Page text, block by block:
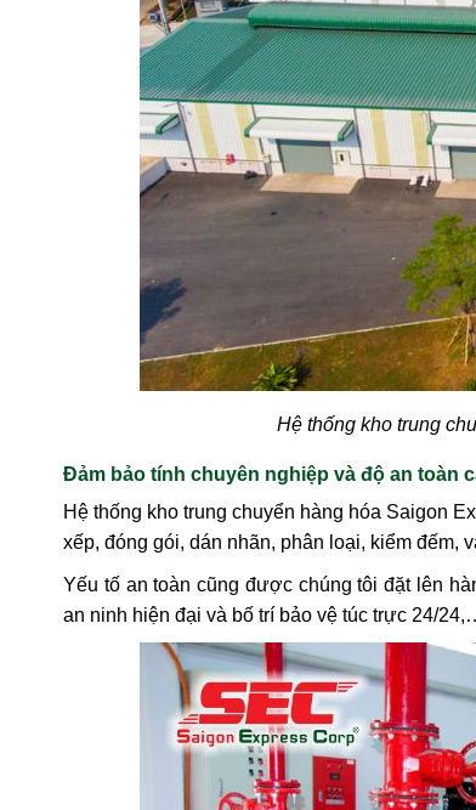
Hệ thống kho trung
Đảm bảo tính chuyên nghiệp và độ an toàn
Hệ thống kho trung chuyển hàng hóa Saigon
xếp, đóng gói, dán nhãn, phân loại, kiểm
Yếu tố an toàn cũng được chúng tôi đặt lên
an ninh hiện đại và bố trí bảo vệ túc trực 24/